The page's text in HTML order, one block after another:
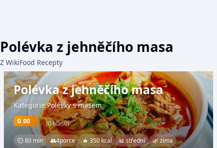
Polévka z jehněčího masa
Z WikiFood Recepty
Polévka z jehněčího masa
Kategorie:Polévky s masem
0.00 (0 hlasů)
⏲ 80 min 👥4porce 🔥 350 kcal 📊 střední
🌿 zima